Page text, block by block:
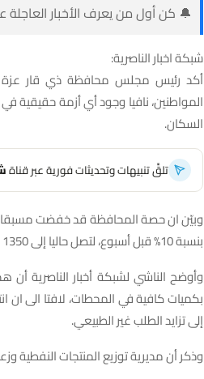
🔔 كن أول من يعرف الأخبار
شبكة اخبار الناصرية:
أكد رئيس مجلس محافظة ذي قار عزة
المواطنين، نافيا وجود أي أزمة حقيقية في
السكان.
تلقَّ تنبيهات وتحديثات فورية عبر قناة
بنسبة 10% قبل أسبوع، لتصل حاليا إلى 1350 متر مكعب، أي ما يعادل مليون و350 ألف لتر يوميا.
وأوضح الناشي لشبكة أخبار الناصرية
بكميات كافية في المحطات، لافتا الى ان
إلى تزايد الطلب غير الطبيعي.
وذكر أن مديرية توزيع المنتجات النفطية وزعت اليوم 1500 متر مكعب، أي مليون ونصف